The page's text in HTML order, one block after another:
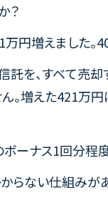
？
万円増えました。
を、すべて売却
ん。増えた421
ーナス1回分程
らない仕組みが